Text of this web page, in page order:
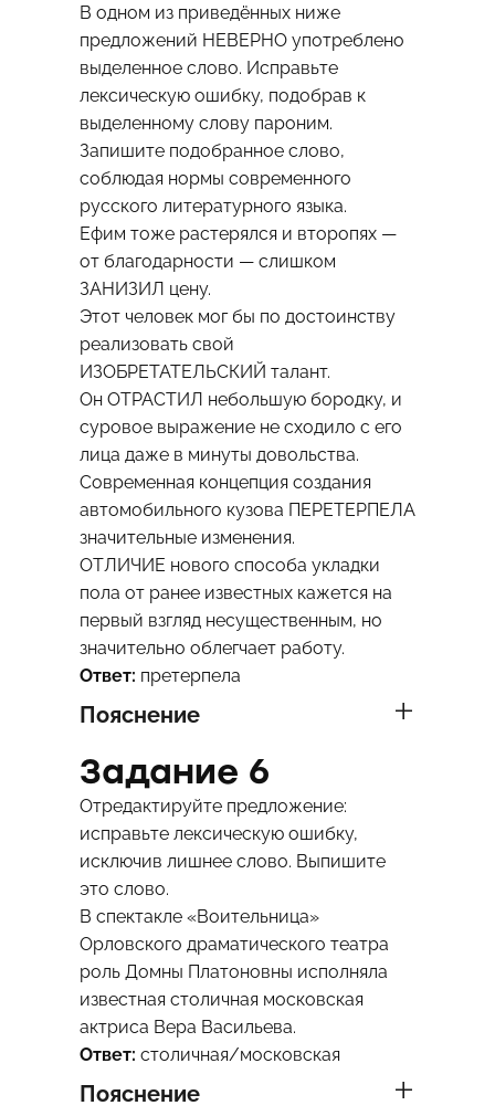
В одном из приведённых ниже
предложений НЕВЕРНО употреблено
выделенное слово. Исправьте
лексическую ошибку, подобрав к
выделенному слову пароним.
Запишите подобранное слово,
соблюдая нормы современного
русского литературного языка.
Ефим тоже растерялся и второпях —
от благодарности — слишком
ЗАНИЗИЛ цену.
Этот человек мог бы по достоинству
реализовать свой
ИЗОБРЕТАТЕЛЬСКИЙ талант.
Он ОТРАСТИЛ небольшую бородку, и
суровое выражение не сходило с его
лица даже в минуты довольства.
Современная концепция создания
автомобильного кузова ПЕРЕТЕРПЕЛА
значительные изменения.
ОТЛИЧИЕ нового способа укладки
пола от ранее известных кажется на
первый взгляд несущественным, но
значительно облегчает работу.
Ответ: претерпела
Пояснение
Задание 6
Отредактируйте предложение:
исправьте лексическую ошибку,
исключив лишнее слово. Выпишите
это слово.
В спектакле «Воительница»
Орловского драматического театра
роль Домны Платоновны исполняла
известная столичная московская
актриса Вера Васильева.
Ответ: столичная/московская
Пояснение